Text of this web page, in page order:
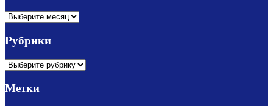
Архивы
Рубрики
Рубрики
Метки